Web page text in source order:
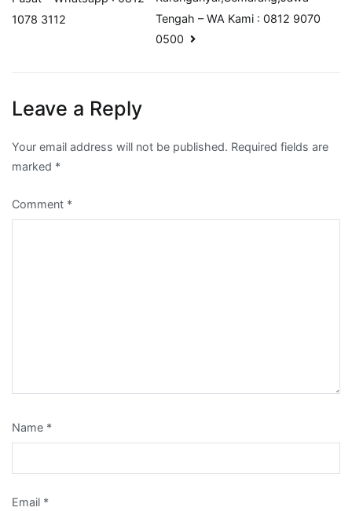
1078 3112
Tengah – WA Kami : 0812 9070
0500
Leave a Reply
Your email address will not be published. Required fields are
marked *
Comment *
Name *
Email *